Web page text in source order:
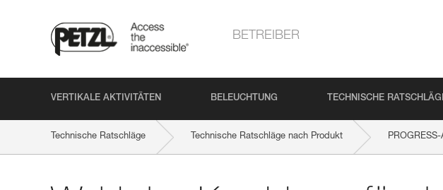
BETREIBER
VERTIKALE AKTIVITÄTEN BELEUCHTUNG TECHNISCHE
Technische Ratschläge Technische Ratschläge nach Produkt